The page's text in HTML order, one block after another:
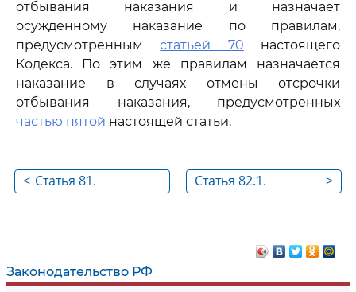
Законодательство РФ
отбывания наказания и назначает
осужденному наказание по правилам,
предусмотреннымстатьей 70 настоящего
Кодекса. По этим же правилам назначается
наказание в случаях отмены отсрочки
отбывания наказания, предусмотренных
частью пятой настоящей статьи.
< Статья 81.
>
Статья 82.1.
наказания больным
наркоманией